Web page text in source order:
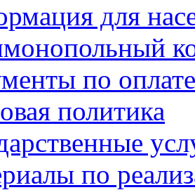
для
по
политика
по